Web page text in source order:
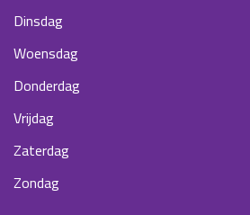
Dinsdag
Woensdag
Donderdag
Vrijdag
Zaterdag
Zondag